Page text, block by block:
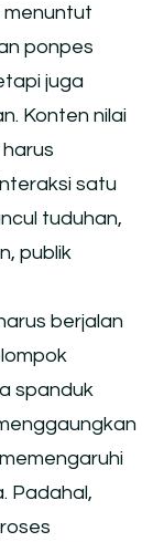
menuntut
ponpes
juga
Konten nilai
satu
tuduhan,
publik
berjalan
spanduk
Padahal,